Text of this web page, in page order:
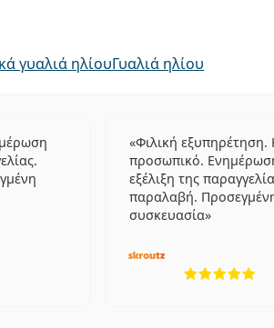
γυαλιά ηλίουΓυαλιά ηλίου
Φιλική εξυπηρέτηση.
προσωπικό.
εξέλιξη της
παραλαβή.
συσκευασία